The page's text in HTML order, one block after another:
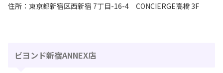
住所：東京都新宿区西新宿 7丁目-16-4 CONCIERGE高橋 3F
ビヨンド新宿ANNEX店